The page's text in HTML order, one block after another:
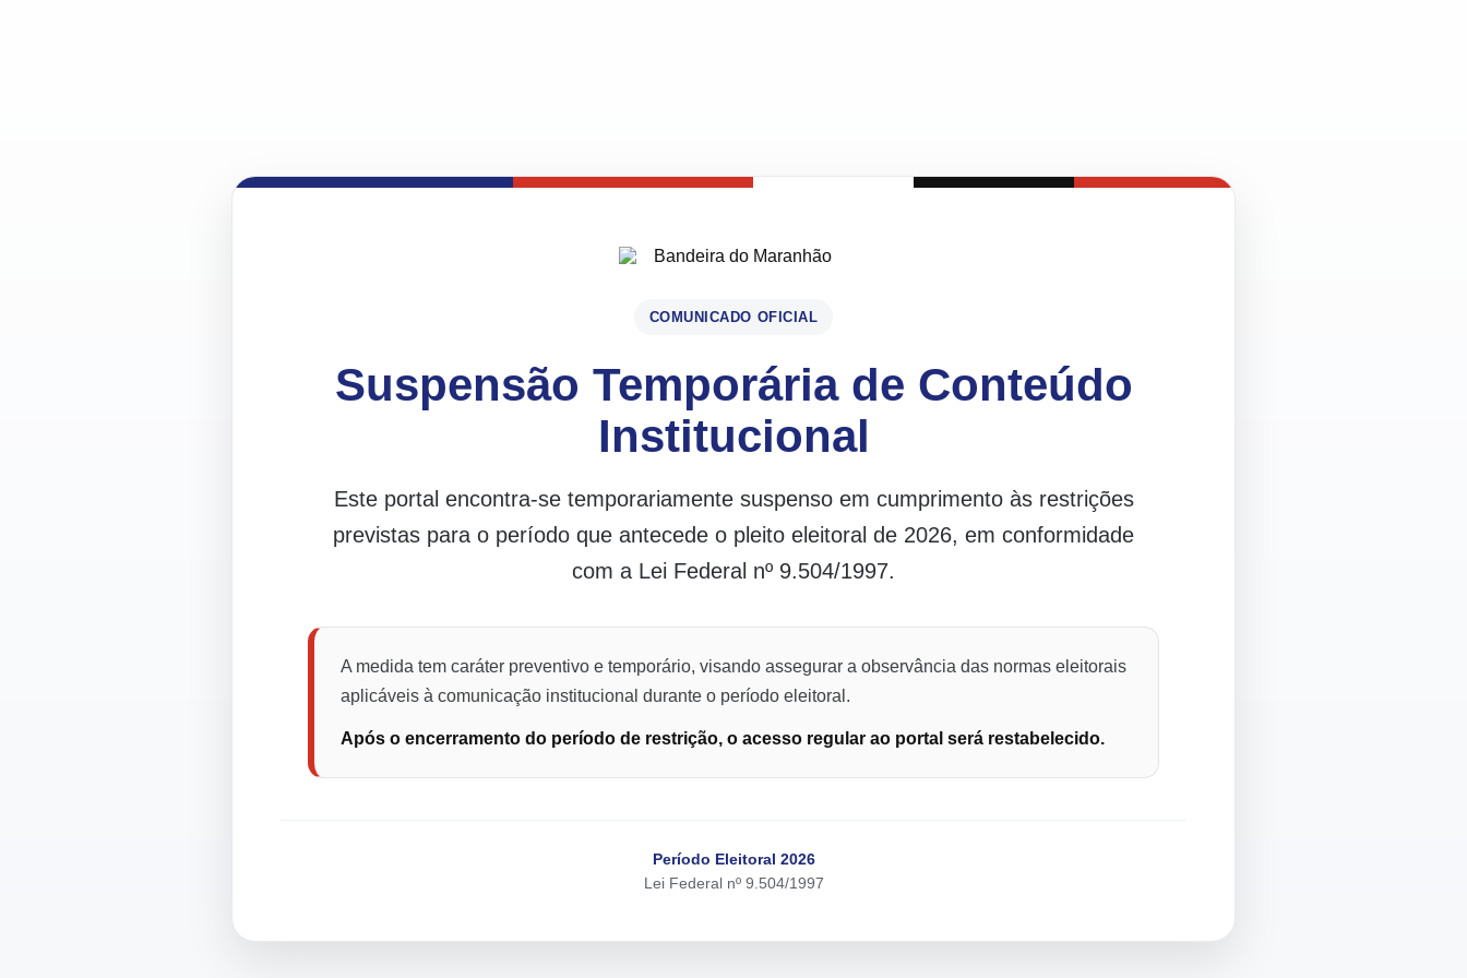
COMUNICADO OFICIAL
Suspensão Temporária de Conteúdo
Institucional
Este portal encontra-se temporariamente suspenso em cumprimento às restrições
previstas para o período que antecede o pleito eleitoral de 2026, em conformidade
com a Lei Federal nº 9.504/1997.
A medida tem caráter preventivo e temporário, visando assegurar a observância das normas eleitorais
aplicáveis à comunicação institucional durante o período eleitoral.
Após o encerramento do período de restrição, o acesso regular ao portal será restabelecido.
Período Eleitoral 2026
Lei Federal nº 9.504/1997